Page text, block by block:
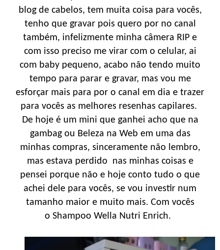
blog de cabelos, tem muita coisa para vocês,
tenho que gravar pois quero por no canal
também, infelizmente minha câmera RIP e
com isso preciso me virar com o celular, ai
com baby pequeno, acabo não tendo muito
tempo para parar e gravar, mas vou me
esforçar mais para por o canal em dia e trazer
para vocês as melhores resenhas capilares.
De hoje é um mini que ganhei acho que na
gambag ou Beleza na Web em uma das
minhas compras, sinceramente não lembro,
mas estava perdido nas minhas coisas e
pensei porque não e hoje conto tudo o que
achei dele para vocês, se vou investir num
tamanho maior e muito mais. Com vocês
o Shampoo Wella Nutri Enrich.